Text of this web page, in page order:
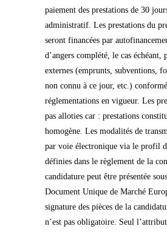
paiement des prestations de 30
administratif. Les prestations du
seront financées par
d’angers complété, le cas échéant,
externes (emprunts, subventions,
non connu à ce jour, etc.)
réglementations en vigueur. Les
pas alloties car : prestations
homogène. Les modalités de
par voie électronique via le profil
définies dans le règlement de la
candidature peut être présentée
Document Unique de Marché
signature des pièces de la
n’est pas obligatoire. Seul